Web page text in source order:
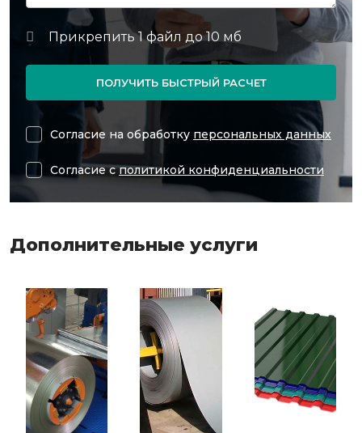
ПОЛУЧИТЬ БЫСТРЫЙ РАСЧЕТ
Согласие на обработку персональных данных
Согласие сполитикой конфиденциальности
Дополнительные услуги